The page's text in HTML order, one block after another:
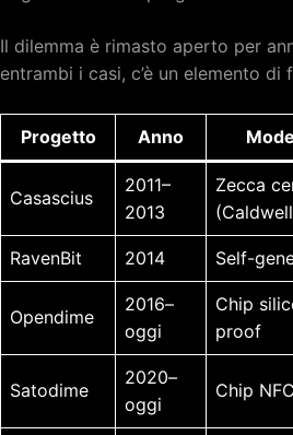
Il dilemma è rimasto aperto per
entrambi i casi, c’è un elemento
Progetto Anno
Casascius
2011–
2013
Zecca
RavenBit 2014 Self-
Opendime
2016–
oggi
Chip
proof
Satodime
2020–
oggi
Chip